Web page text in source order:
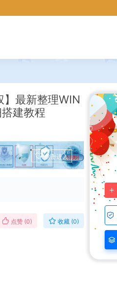
】最新整理WIN
建教程
点击进入
点赞 (0) 收藏 (0)